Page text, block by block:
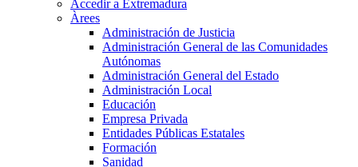
Accedir a Extremadura
Àrees
Administración de Justicia
Administración General de las Comunidades
Autónomas
Administración General del Estado
Administración Local
Educación
Empresa Privada
Entidades Públicas Estatales
Formación
Sanidad